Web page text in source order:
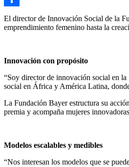
Compartir
El director de Innovación Social de la
emprendimiento femenino hasta la
Innovación con propósito
“Soy director de innovación social en
social en África y América Latina,
La Fundación Bayer estructura su
premia y acompaña mujeres
Modelos escalables y medibles
“Nos interesan los modelos que se